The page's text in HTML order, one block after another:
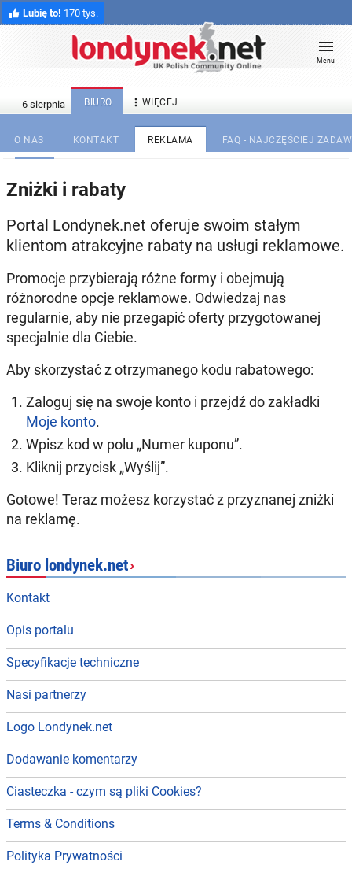
Lubię to! 170 tys.
Menu
BIURO  WIĘCEJ
O NAS KONTAKT REKLAMA FAQ - NAJCZĘŚCIEJ
Zniżki i rabaty
Portal Londynek.net oferuje swoim stałym
klientom atrakcyjne rabaty na usługi reklamowe.
Promocje przybierają różne formy i obejmują
różnorodne opcje reklamowe. Odwiedzaj nas
regularnie, aby nie przegapić oferty przygotowanej
specjalnie dla Ciebie.
Aby skorzystać z otrzymanego kodu rabatowego:
Zaloguj się na swoje konto i przejdź do zakładki
Moje konto.
Wpisz kod w polu „Numer kuponu”.
Kliknij przycisk „Wyślij”.
Gotowe! Teraz możesz korzystać z przyznanej zniżki
na reklamę.
Biuro londynek.net›
Kontakt
Opis portalu
Specyfikacje techniczne
Nasi partnerzy
Logo Londynek.net
Dodawanie komentarzy
Ciasteczka - czym są pliki Cookies?
Terms & Conditions
Polityka Prywatności